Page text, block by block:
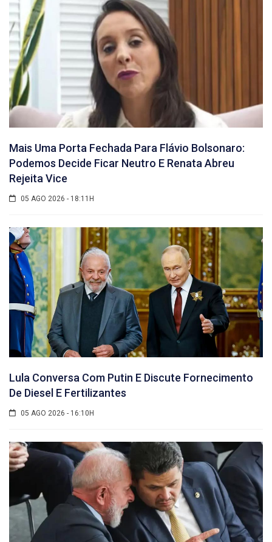
Mais Uma Porta Fechada Para Flávio Bolsonaro:
Podemos Decide Ficar Neutro E Renata Abreu
Rejeita Vice
05 AGO 2026 - 18:11H
Lula Conversa Com Putin E Discute Fornecimento
De Diesel E Fertilizantes
05 AGO 2026 - 16:10H